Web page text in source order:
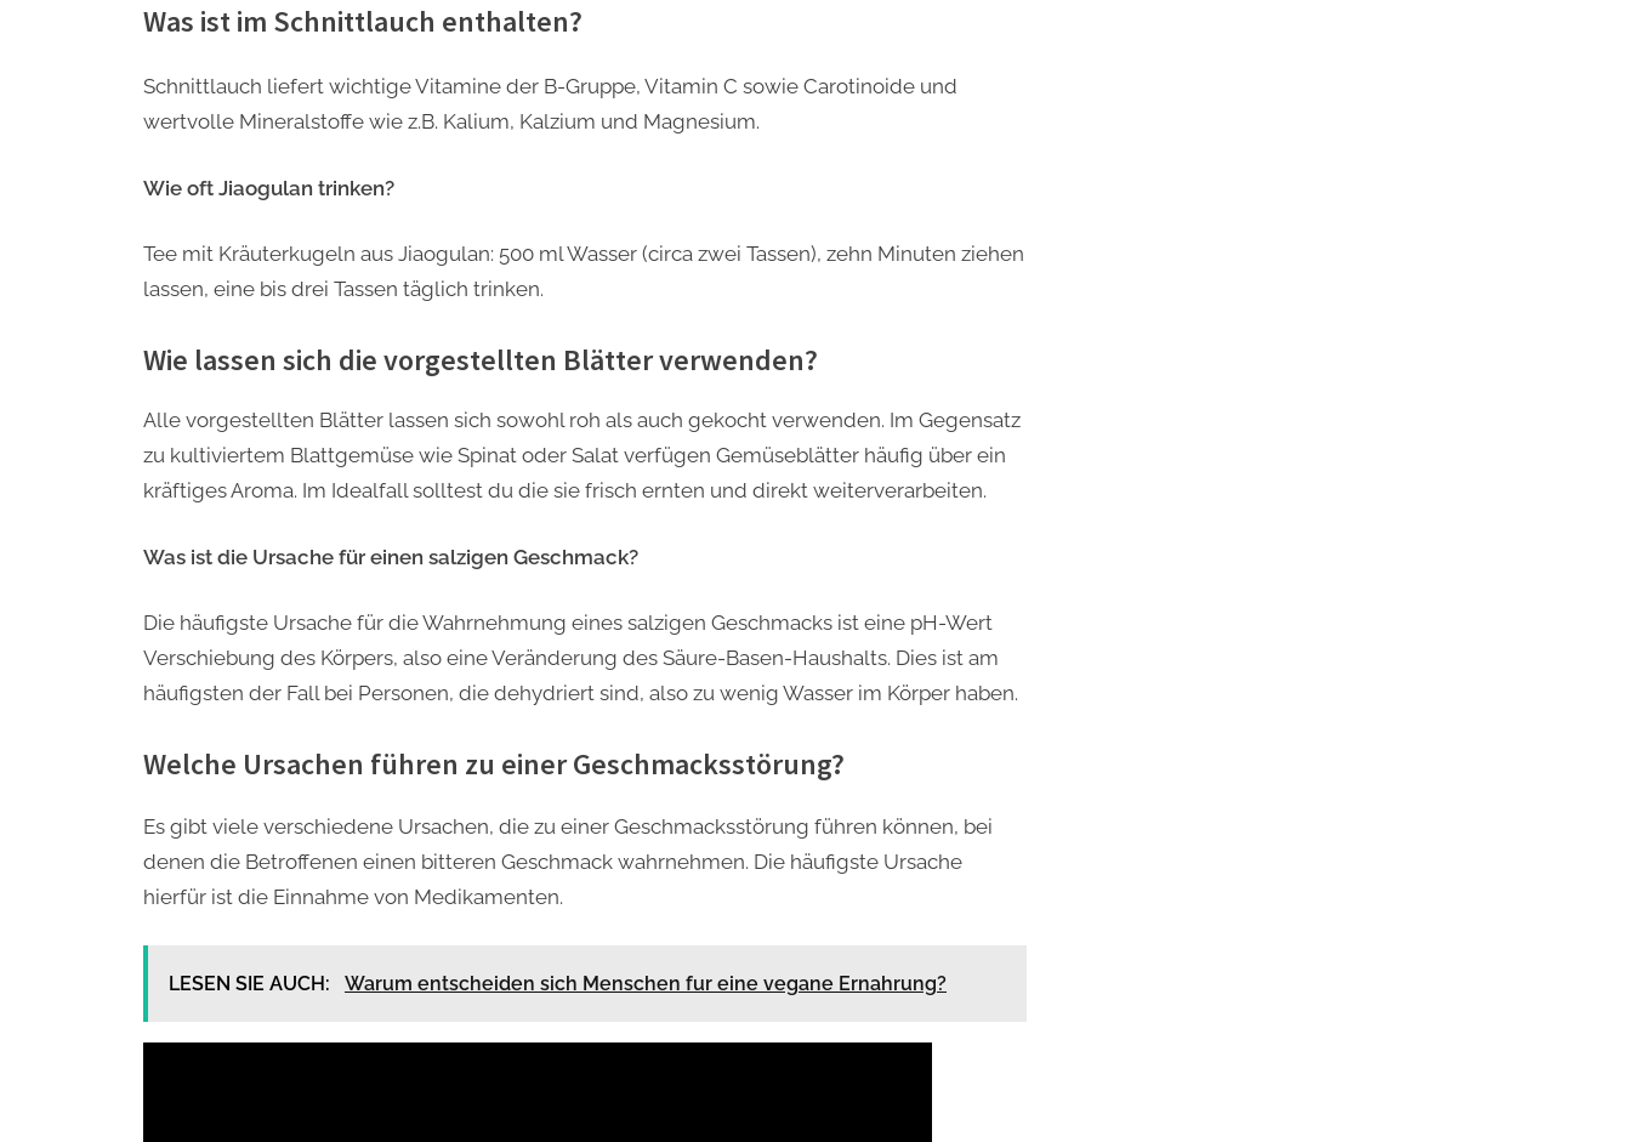
Was ist im Schnittlauch enthalten?
Schnittlauch liefert wichtige Vitamine der B-Gruppe, Vitamin C sowie Carotinoide und
wertvolle Mineralstoffe wie z.B. Kalium, Kalzium und Magnesium.
Wie oft Jiaogulan trinken?
Tee mit Kräuterkugeln aus Jiaogulan: 500 ml Wasser (circa zwei Tassen), zehn Minuten ziehen
lassen, eine bis drei Tassen täglich trinken.
Wie lassen sich die vorgestellten Blätter verwenden?
Alle vorgestellten Blätter lassen sich sowohl roh als auch gekocht verwenden. Im Gegensatz
zu kultiviertem Blattgemüse wie Spinat oder Salat verfügen Gemüseblätter häufig über ein
kräftiges Aroma. Im Idealfall solltest du die sie frisch ernten und direkt weiterverarbeiten.
Was ist die Ursache für einen salzigen Geschmack?
Die häufigste Ursache für die Wahrnehmung eines salzigen Geschmacks ist eine pH-Wert
Verschiebung des Körpers, also eine Veränderung des Säure-Basen-Haushalts. Dies ist am
häufigsten der Fall bei Personen, die dehydriert sind, also zu wenig Wasser im Körper haben.
Welche Ursachen führen zu einer Geschmacksstörung?
Es gibt viele verschiedene Ursachen, die zu einer Geschmacksstörung führen können, bei
denen die Betroffenen einen bitteren Geschmack wahrnehmen. Die häufigste Ursache
hierfür ist die Einnahme von Medikamenten.
LESEN SIE AUCH: Warum entscheiden sich Menschen fur eine vegane Ernahrung?